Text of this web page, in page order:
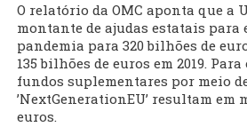
O relatório da OMC aponta que a
montante de ajudas estatais para
pandemia para 320 bilhões de
135 bilhões de euros em 2019.
fundos suplementares por meio
’NextGenerationEU’ resultam em
euros.